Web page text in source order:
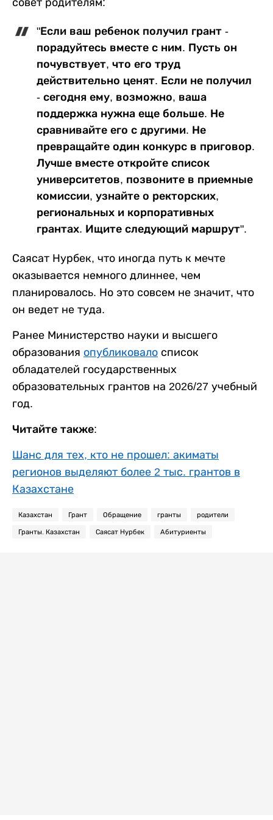
"Если ваш ребенок получил грант -
порадуйтесь вместе с ним. Пусть он
почувствует, что его труд
действительно ценят. Если не получил
- сегодня ему, возможно, ваша
поддержка нужна еще больше. Не
сравнивайте его с другими. Не
превращайте один конкурс в приговор.
Лучше вместе откройте список
университетов, позвоните в приемные
комиссии, узнайте о ректорских,
региональных и корпоративных
грантах. Ищите следующий маршрут".
Саясат Нурбек, что иногда путь к мечте
оказывается немного длиннее, чем
планировалось. Но это совсем не значит, что
он ведет не туда.
Ранее Министерство науки и высшего
образования опубликовало список
обладателей государственных
образовательных грантов на 2026/27 учебный
год.
Читайте также:
Шанс для тех, кто не прошел: акиматы
регионов выделяют более 2 тыс. грантов в
Казахстане
Казахстан Грант Обращение гранты родители
Гранты. Казахстан Саясат Нурбек Абитуриенты